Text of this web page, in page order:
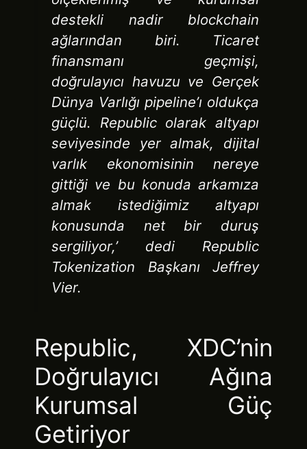
destekli nadir blockchain
ağlarından biri. Ticaret
finansmanı geçmişi,
doğrulayıcı havuzu ve Gerçek
Dünya Varlığı pipeline’ı oldukça
güçlü. Republic olarak altyapı
seviyesinde yer almak, dijital
varlık ekonomisinin nereye
gittiği ve bu konuda arkamıza
almak istediğimiz altyapı
konusunda net bir duruş
sergiliyor,’dedi Republic
Tokenization Başkanı Jeffrey
Vier.
Republic, XDC’nin
Doğrulayıcı Ağına
Kurumsal Güç
Getiriyor